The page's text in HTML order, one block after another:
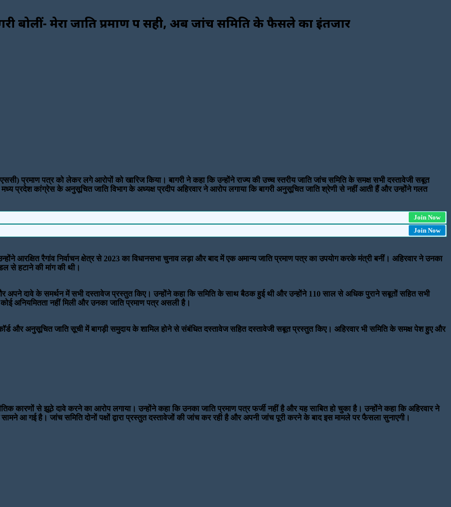
बोलीं- मेरा जाति प्रमाण पत्र सही, अब जांच समिति के फैसले का इंतजार
प्रमाण पत्र को लेकर लगे आरोपों को खारिज किया। बागरी ने कहा कि उन्होंने राज्य की उच्च स्तरीय जाति जांच समिति के समक्ष सभी दस्तावेजी सबूत
प्रदेश कांग्रेस के अनुसूचित जाति विभाग के अध्यक्ष प्रदीप अहिरवार ने आरोप लगाया कि बागरी अनुसूचित जाति श्रेणी से नहीं आती हैं और उन्होंने गलत
Join Now
Join Now
आरक्षित रैगांव निर्वाचन क्षेत्र से 2023 का विधानसभा चुनाव लड़ा और बाद में एक अमान्य जाति प्रमाण पत्र का उपयोग करके मंत्री बनीं। अहिरवार ने उनका
से हटाने की मांग की थी।
और अपने दावे के समर्थन में सभी दस्तावेज प्रस्तुत किए। उन्होंने कहा कि समिति के साथ बैठक हुई थी और उन्होंने 110 साल से अधिक पुराने सबूतों सहित सभी
अनियमितता नहीं मिली और उनका जाति प्रमाण पत्र असली है।
और अनुसूचित जाति सूची में बागड़ी समुदाय के शामिल होने से संबंधित दस्तावेज सहित दस्तावेजी सबूत प्रस्तुत किए। अहिरवार भी समिति के समक्ष पेश हुए और
कारणों से झूठे दावे करने का आरोप लगाया। उन्होंने कहा कि उनका जाति प्रमाण पत्र फर्जी नहीं है और यह साबित हो चुका है। उन्होंने कहा कि अहिरवार ने
आ गई है। जांच समिति दोनों पक्षों द्वारा प्रस्तुत दस्तावेजों की जांच कर रही है और अपनी जांच पूरी करने के बाद इस मामले पर फैसला सुनाएगी।